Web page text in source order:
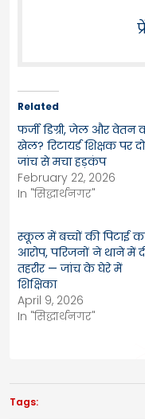
Related
फर्जी डिग्री, जेल और वेतन
खेल? रिटायर्ड शिक्षक पर
जांच से मचा हड़कंप
February 22, 2026
In "सिद्धार्थनगर"
स्कूल में बच्चों की पिटाई
आरोप, परिजनों ने थाने में
तहरीर — जांच के घेरे में
शिक्षिका
April 9, 2026
In "सिद्धार्थनगर"
Tags: